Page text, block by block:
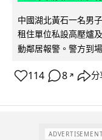
中國湖北黃石一名男
租住單位私設高壓爐
動鄰居報警。警方到
114 8 ↗ 分